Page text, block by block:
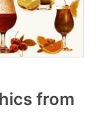
from